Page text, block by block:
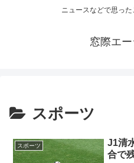
ニュースなどで思った
窓際エ
スポーツ
スポーツ
J1清
合で